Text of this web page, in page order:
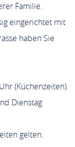
Familie.
eingerichtet mit
haben Sie
(Küchenzeiten).
Dienstag
gelten.